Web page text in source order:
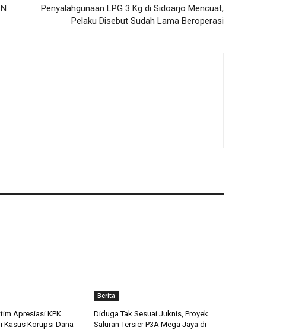
Penyalahgunaan LPG 3 Kg di Sidoarjo Mencuat,
Pelaku Disebut Sudah Lama Beroperasi
Apresiasi KPK
Kasus Korupsi Dana
Berita
Diduga Tak Sesuai Juknis, Proyek
Saluran Tersier P3A Mega Jaya di